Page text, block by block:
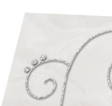
Mot de passe oublié ?